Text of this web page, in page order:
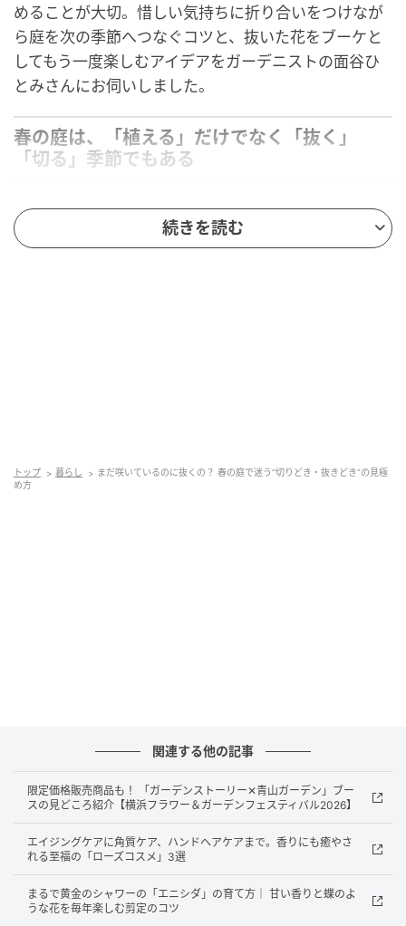
めることが大切。惜しい気持ちに折り合いをつけなが
ら庭を次の季節へつなぐコツと、抜いた花をブーケと
してもう一度楽しむアイデアをガーデニストの面谷ひ
とみさんにお伺いしました。
春の庭は、「植える」だけでなく「抜く」
「切る」季節でもある
パンジー、ビオラ、クリスマスローズがメインの3月末の庭。まだ茶色の地面
が見える。
続きを読む
トップ 暮らし
まだ咲いているのに抜くの？ 春の庭で迷う“切りどき・抜きどき”の見極
め方
関連する他の記事
限定価格販売商品も！ 「ガーデンストーリー✕青山ガーデン」ブー
スの見どころ紹介【横浜フラワー＆ガーデンフェスティバル2026】
エイジングケアに角質ケア、ハンドヘアケアまで。香りにも癒やさ
れる至福の「ローズコスメ」3選
まるで黄金のシャワーの「エニシダ」の育て方｜ 甘い香りと蝶のよ
うな花を毎年楽しむ剪定のコツ